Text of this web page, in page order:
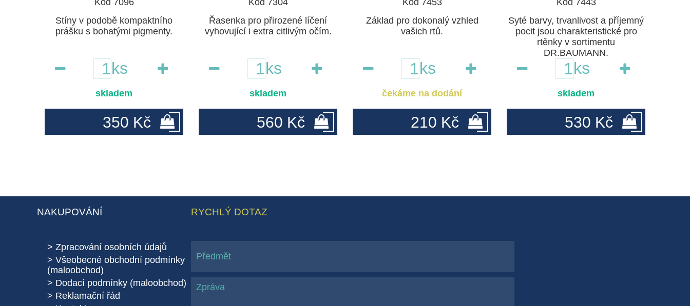
Kód 7096
Stíny v podobě kompaktního
prášku s bohatými pigmenty.
ks
skladem
350 Kč
Kód 7304
Řasenka pro přirozené líčení
vyhovující i extra citlivým očím.
ks
skladem
560 Kč
Kód 7453
Základ pro dokonalý vzhled
vašich rtů.
ks
čekáme na dodání
210 Kč
Kód 7443
Syté barvy, trvanlivost a příjemný
pocit jsou charakteristické pro
rtěnky v sortimentu
DR.BAUMANN.
ks
skladem
530 Kč
NAKUPOVÁNÍ
Zpracování osobních údajů
Všeobecné obchodní podmínky
(maloobchod)
Dodací podmínky (maloobchod)
Reklamační řád
RYCHLÝ DOTAZ